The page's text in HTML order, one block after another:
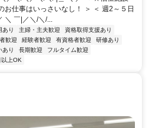
仕事はいっさいなし！ ＞ ＜ 週2～５日
￣|／＼/＼/...
あり 主婦・主夫歓迎
資格取得支援あり
歓迎 経験者歓迎 有資格者歓迎
研修あり
あり 長期歓迎
フルタイム歓迎
上OK